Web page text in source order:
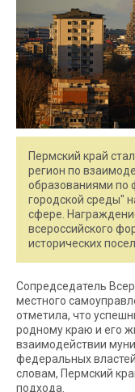
Пермский край
регион по
образованиями
городской среды"
сфере.
всероссийского
исторических
Сопредседатель
местного
отметила, что
родному краю и его
взаимодействии
федеральных
словам, Пермский
подхода.